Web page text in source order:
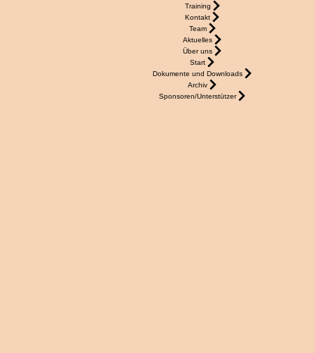
Training
Kontakt
Team
Aktuelles
Über uns
Start
Dokumente und Downloads
Archiv
Sponsoren/Unterstützer